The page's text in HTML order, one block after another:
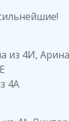
из 4И,
4А